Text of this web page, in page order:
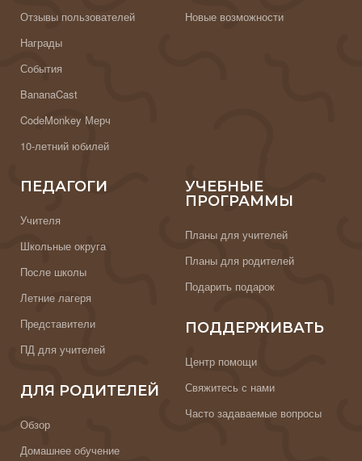
Отзывы пользователей
Награды
События
BananaCast
CodeMonkey Мерч
10-летний юбилей
Новые возможности
ПЕДАГОГИ
Учителя
Школьные округа
После школы
Летние лагеря
Представители
ПД для учителей
ДЛЯ РОДИТЕЛЕЙ
Обзор
Домашнее обучение
УЧЕБНЫЕ
ПРОГРАММЫ
Планы для учителей
Планы для родителей
Подарить подарок
ПОДДЕРЖИВАТЬ
Центр помощи
Свяжитесь с нами
Часто задаваемые вопросы